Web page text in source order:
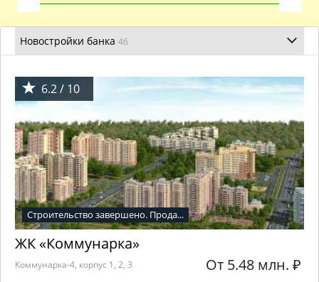
Новостройки банка 46
6.2 / 10
Строительство завершено. Прода...
ЖК «Коммунарка»
Коммунарка-4, корпус 1, 2, 3 От 5.48 млн. ₽